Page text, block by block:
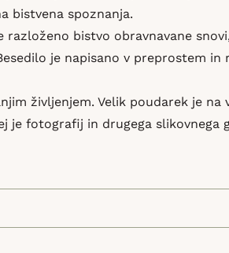
bistvena spoznanja.
bistvo obravnavane
je napisano v preprostem in
življenjem. Velik poudarek je na
je fotografij in drugega slikovnega